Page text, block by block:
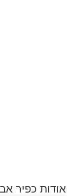
אודות כפיר